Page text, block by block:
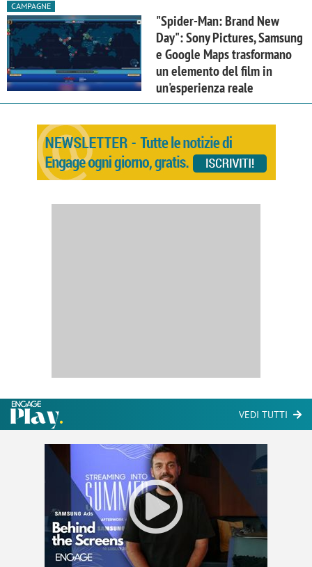
CAMPAGNE
"Spider-Man: Brand New
Day": Sony Pictures, Samsung
e Google Maps trasformano
un elemento del film in
un'esperienza reale
VEDI TUTTI